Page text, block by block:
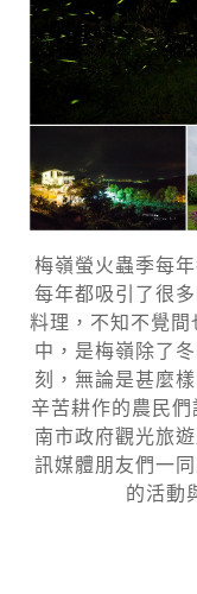
梅嶺螢火蟲季每
每年都吸引了很
料理，不知不覺
中，是梅嶺除了
刻，無論是甚麼
辛苦耕作的農民
南市政府觀光旅
訊媒體朋友們一
的活動